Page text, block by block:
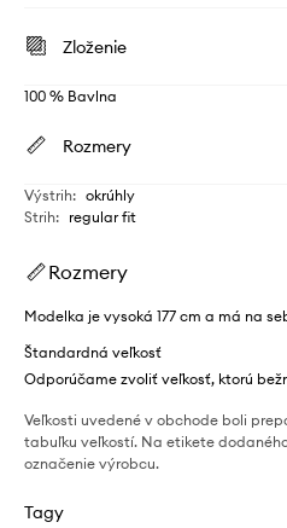
Zloženie
100 % Bavlna
Rozmery
Výstrih: okrúhly
Strih: regular fit
Rozmery
Modelka je vysoká 177 cm a má na
Štandardná veľkosť
Odporúčame zvoliť veľkosť, ktorú
Veľkosti uvedené v obchode boli
tabuľku veľkostí. Na etikete
označenie výrobcu.
Tagy